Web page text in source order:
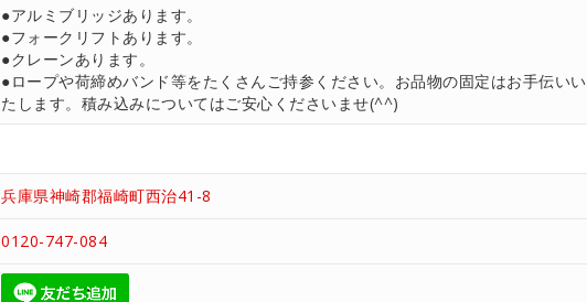
●アルミブリッジあります。
●フォークリフトあります。
●クレーンあります。
●ロープや荷締めバンド等をたくさんご持参ください。お品物の固定はお手伝いい
たします。積み込みについてはご安心くださいませ(^^)
兵庫県神崎郡福崎町西治41-8
0120-747-084